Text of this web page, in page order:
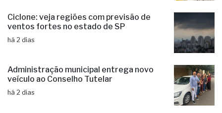
Ciclone: veja regiões com previsão de
ventos fortes no estado de SP
há 2 dias
Administração municipal entrega novo
veículo ao Conselho Tutelar
há 2 dias